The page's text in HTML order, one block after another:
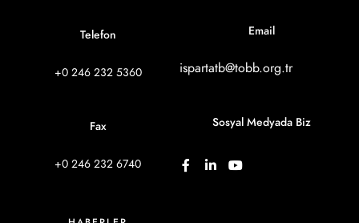
Telefon
+0 246 232 5360
Fax
+0 246 232 6740
Email
ispartatb@tobb.org.tr
Sosyal Medyada Biz